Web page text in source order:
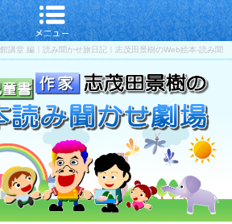
講堂 編｜読み聞かせ旅日記｜志茂田景樹のWeb絵本-読み聞
童書-作家